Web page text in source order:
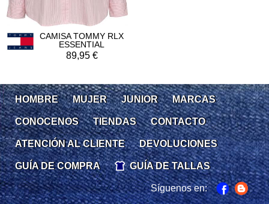
CAMISA TOMMY RLX
ESSENTIAL
89,95
HOMBRE MUJER JUNIOR MARCAS
CONOCENOS TIENDAS CONTACTO
ATENCIÓN AL CLIENTE DEVOLUCIONES
GUÍA DE COMPRA GUÍA DE TALLAS
Síguenos en: